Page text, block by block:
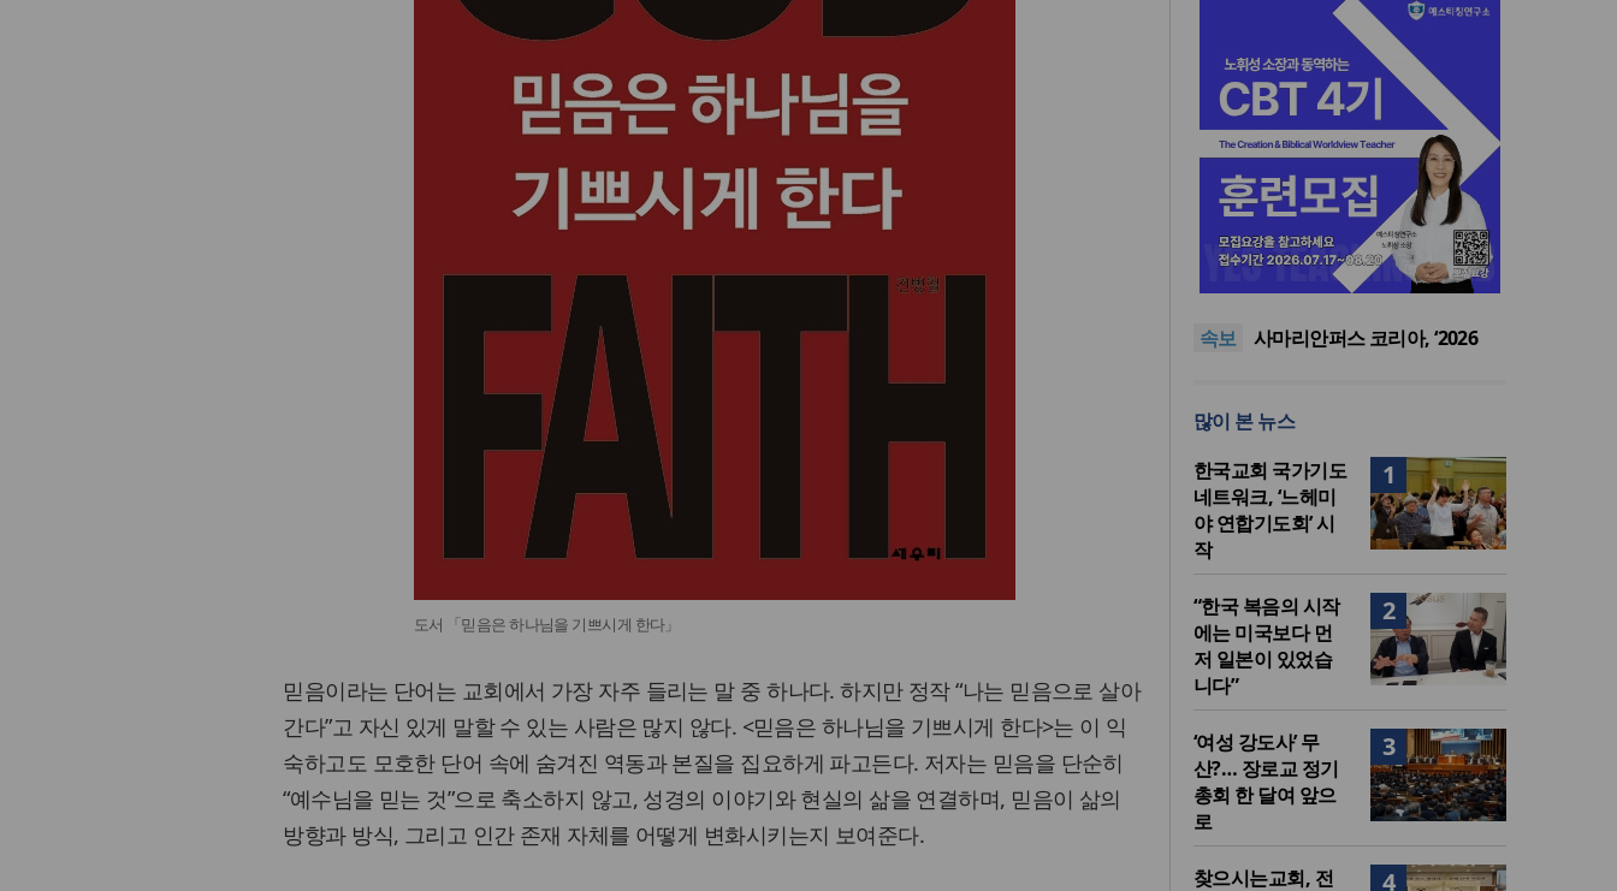
도서 「믿음은 하나님을 기쁘시게 한다」
믿음이라는 단어는 교회에서 가장 자주 들리는 말 중 하나다. 하지만 정작 “나는 믿음으로 살아
간다”고 자신 있게 말할 수 있는 사람은 많지 않다. <믿음은 하나님을 기쁘시게 한다>는 이 익
숙하고도 모호한 단어 속에 숨겨진 역동과 본질을 집요하게 파고든다. 저자는 믿음을 단순히
“예수님을 믿는 것”으로 축소하지 않고, 성경의 이야기와 현실의 삶을 연결하며, 믿음이 삶의
방향과 방식, 그리고 인간 존재 자체를 어떻게 변화시키는지 보여준다.
속보
[최원호 목사의 영혼의 양식 60]
여호와의 영광이 충만하더라
“미래 선교, 분쟁·빈곤 지역 출
지법 시행… 기독교계 강력 반
사마리안퍼스 코리아, ‘2026
까?
여호와의 영광이 충만하더라
“미래 선교, 분쟁·빈곤 지역 출
많이 본 뉴스
1
한국교회 국가기도
네트워크, ‘느헤미
야 연합기도회’ 시
작
2
“한국 복음의 시작
에는 미국보다 먼
저 일본이 있었습
니다”
3
‘여성 강도사’ 무
산?… 장로교 정기
총회 한 달여 앞으
로
4
찾으시는교회, 전